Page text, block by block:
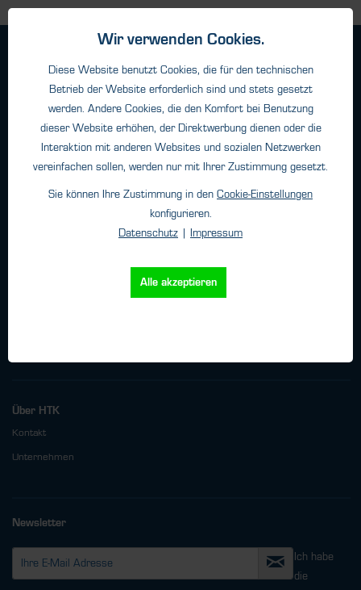
Impressum
Oehleckerring 32 • 22419 Hamburg
Fax: +49 (0)40 - 600 38 38 - 99
Über HTK
Kontakt
Unternehmen
Newsletter
Ich habe
die
Wir verwenden Cookies.
Diese Website benutzt Cookies, die für den technischen
Betrieb der Website erforderlich sind und stets gesetzt
werden. Andere Cookies, die den Komfort bei Benutzung
dieser Website erhöhen, der Direktwerbung dienen oder die
Interaktion mit anderen Websites und sozialen Netzwerken
vereinfachen sollen, werden nur mit Ihrer Zustimmung gesetzt.
Sie können Ihre Zustimmung in den Cookie-Einstellungen
konfigurieren.
Datenschutz
Impressum
Alle akzeptieren